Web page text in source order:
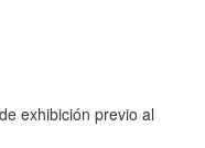
exhibición previo al